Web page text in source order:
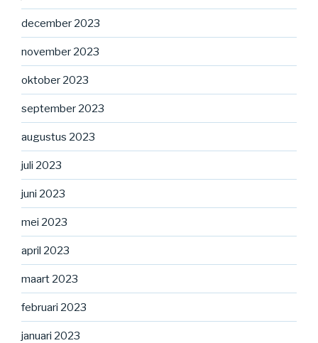
december 2023
november 2023
oktober 2023
september 2023
augustus 2023
juli 2023
juni 2023
mei 2023
april 2023
maart 2023
februari 2023
januari 2023